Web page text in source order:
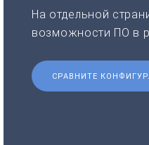
На отдельной
возможности ПО в
СРАВНИТЕ